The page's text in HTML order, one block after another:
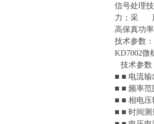
信号处理
力；采 用
高保真功
技术参数：
KD7002微
技术参数
■ ■ 电流输
■ ■ 频率范
■ ■ 相电压
■ ■ 时间测